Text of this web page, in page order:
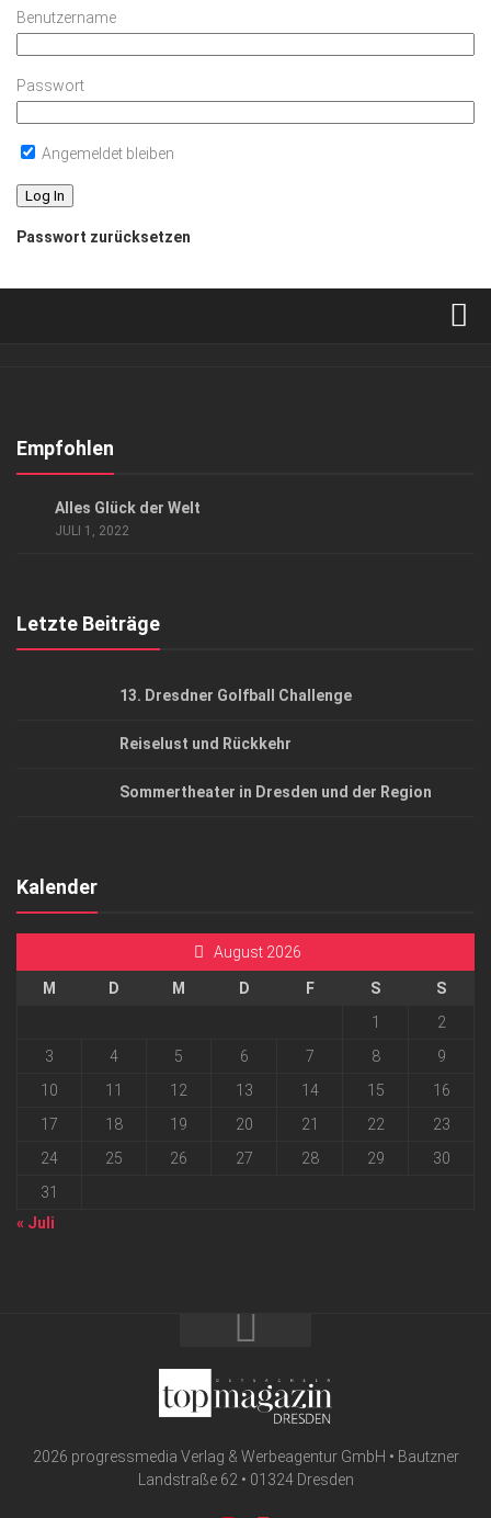
Benutzername
Passwort
Angemeldet bleiben
Passwort zurücksetzen
Kontakt, Impressum
Empfohlen
Alles Glück der Welt
JULI 1, 2022
Letzte Beiträge
13. Dresdner Golfball Challenge
Reiselust und Rückkehr
Sommertheater in Dresden und der Region
Kalender
August 2026
M D M D F S
S
1
2
3
4 5 6 7 8
9
10
11 12 13 14 15
16
17
18 19 20 21 22
23
24
25 26 27 28 29
30
31
« Juli
2026 progressmedia Verlag & Werbeagentur GmbH • Bautzner
Landstraße 62 • 01324 Dresden